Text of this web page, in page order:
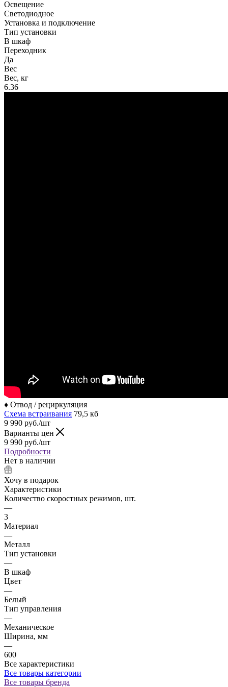
Освещение
Светодиодное
Установка и подключение
Тип установки
В шкаф
Переходник
Да
Вес
Вес, кг
6.36
♦ Отвод / рециркуляция
Схема встраивания 79,5 кб
9 990 руб./шт
Варианты цен
9 990 руб./шт
Подробности
Нет в наличии
Хочу в подарок
Характеристики
Количество скоростных режимов, шт.
—
3
Материал
—
Металл
Тип установки
—
В шкаф
Цвет
—
Белый
Тип управления
—
Механическое
Ширина, мм
—
600
Все характеристики
Все товары категории
Все товары бренда